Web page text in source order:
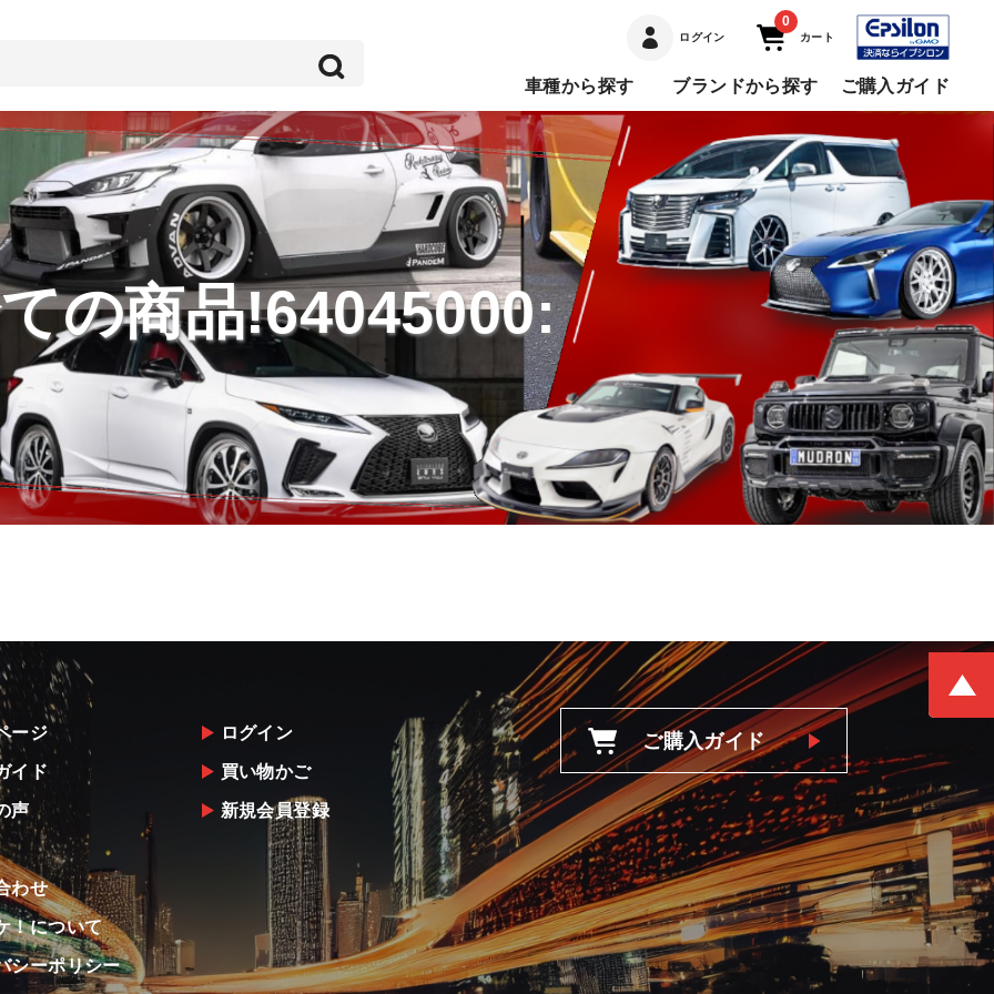
ログイン
0
カート
車種から探す ブランドから探す ご購入ガイド
の商品!64045000:
ージ
イド
声
わせ
！について
シーポリシー
ログイン
買い物かご
新規会員登録
ご購入ガイド